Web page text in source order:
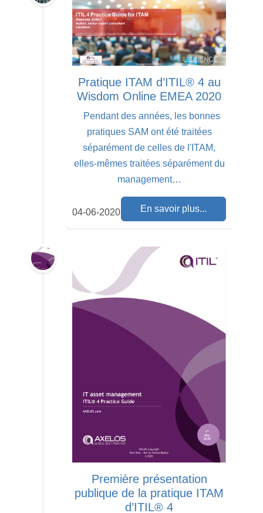
Pratique ITAM d’ITIL® 4 au
Wisdom Online EMEA 2020
Pendant des années, les bonnes
pratiques SAM ont été traitées
séparément de celles de l'ITAM,
elles-mêmes traitées séparément du
management…
En savoir plus...
04-06-2020
Première présentation
publique de la pratique ITAM
d’ITIL® 4